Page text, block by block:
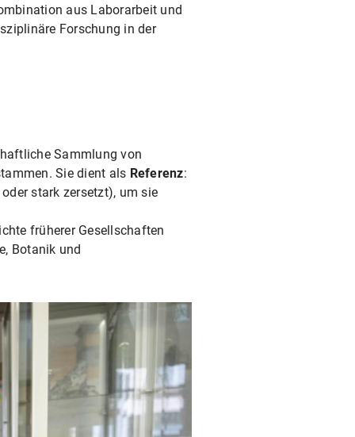
aus Laborarbeit und
Forschung in der
Sammlung von
Sie dient als Referenz:
stark zersetzt), um sie
früherer Gesellschaften
Botanik und